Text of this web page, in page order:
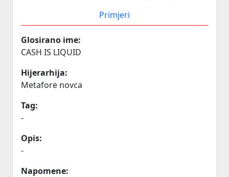
Primjeri
Glosirano ime:
CASH IS LIQUID
Hijerarhija:
Metafore novca
Tag:
-
Opis:
-
Napomene: